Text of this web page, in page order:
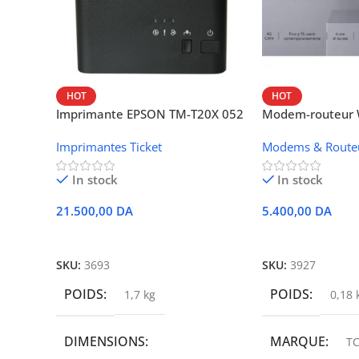
HOT
Imprimante EPSON TM-T20X 052
Imprimantes Ticket
In stock
21.500,00 DA
SKU: 3693
POIDS 1,7 kg
DIMENSIONS
HOT
Modem-routeur
Modems &
In stock
5.400,00 DA
SKU: 3927
POIDS 0,18
MARQUE